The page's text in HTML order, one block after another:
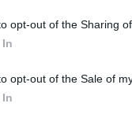
opt-out of the Sharing
opt-out of the Sale of
του Πέτρου